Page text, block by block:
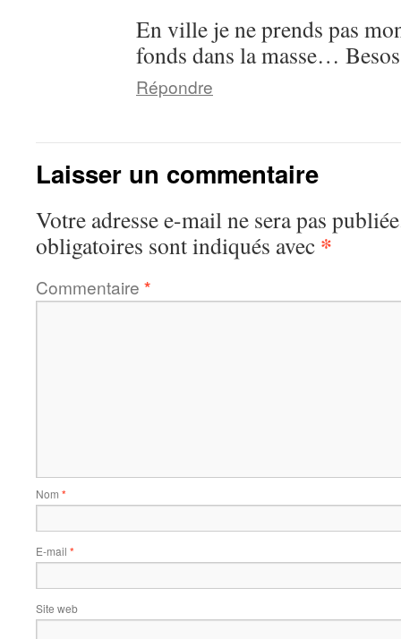
En ville je ne prends pas
fonds dans la masse… Besos
Répondre
Laisser un commentaire
Votre adresse e-mail ne sera pas
obligatoires sont indiqués avec *
Commentaire *
Nom *
E-mail *
Site web